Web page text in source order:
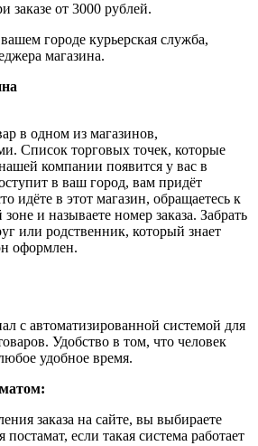
заказе от 3000 рублей.
городе курьерская служба,
магазина.
в одном из магазинов,
Список торговых точек, которые
компании появится у вас в
в ваш город, вам придёт
идёте в этот магазин, обращаетесь к
и называете номер заказа. Забрать
или родственник, который знает
оформлен.
с автоматизированной системой для
Удобство в том, что человек
удобное время.
заказа на сайте, вы выбираете
если такая система работает